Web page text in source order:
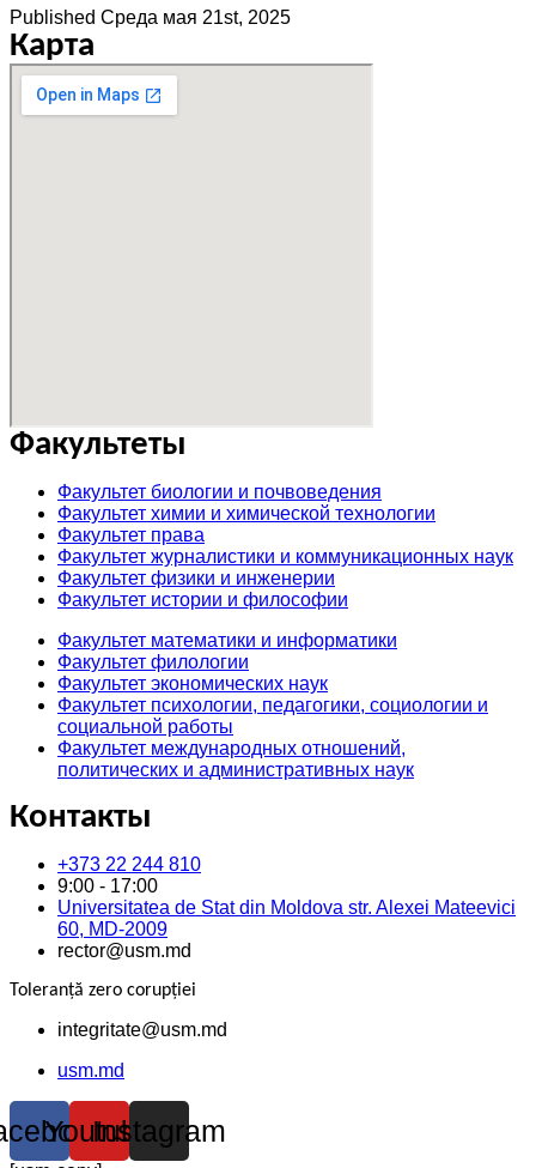
Published Среда мая 21st, 2025
Карта
Факультеты
Факультет биологии и почвоведения
Факультет химии и химической технологии
Факультет права
Факультет журналистики и коммуникационных наук
Факультет физики и инженерии
Факультет истории и философии
Факультет математики и информатики
Факультет филологии
Факультет экономических наук
Факультет психологии, педагогики, социологии и
социальной работы
Факультет международных отношений,
политических и административных наук
Контакты
+373 22 244 810
9:00 - 17:00
Universitatea de Stat din Moldova str. Alexei Mateevici
60, MD-2009
rector@usm.md
Toleranță zero corupției
integritate@usm.md
usm.md
Youtube
Instagram